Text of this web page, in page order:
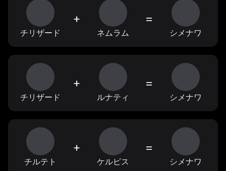
チリザード
+
ネムラム
=
シメナワ
チリザード
+
ルナティ
=
シメナワ
チルテト
+
ケルピス
=
シメナワ